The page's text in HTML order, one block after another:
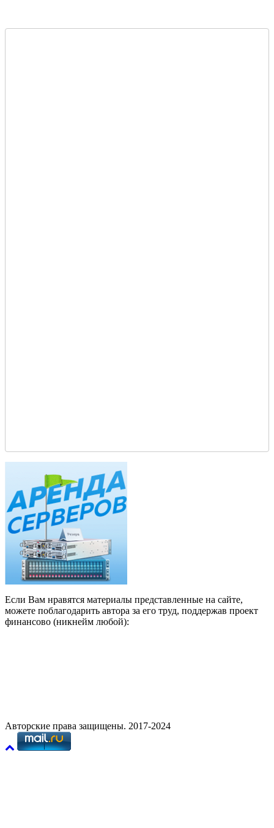
Если Вам нравятся материалы представленные на сайте,
можете поблагодарить автора за его труд, поддержав проект
финансово (никнейм любой):
Авторские права защищены. 2017-2024